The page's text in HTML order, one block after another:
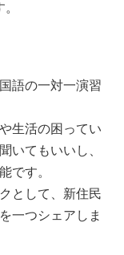
語の一対一演習
生活の困ってい
いてもいいし、
です。
として、新住民
一つシェアしま